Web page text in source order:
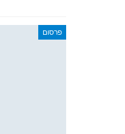
פרסום